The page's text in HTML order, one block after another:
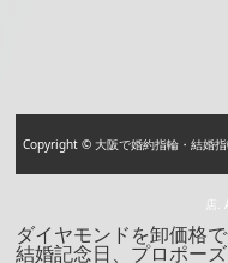
Copyright © 大阪で婚約指輪・結婚
店
ダイヤモンドを卸価格
結婚記念日、プロポー